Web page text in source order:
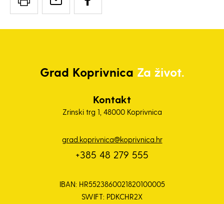
Grad Koprivnica Za život.
Kontakt
Zrinski trg 1, 48000 Koprivnica
grad.koprivnica@koprivnica.hr
+385 48 279 555
IBAN: HR5523860021820100005
SWIFT: PDKCHR2X